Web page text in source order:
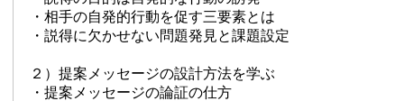
・相手の自発的行動を促す三要素とは
・説得に欠かせない問題発見と課題設定
２）提案メッセージの設計方法を学ぶ
・提案メッセージの論証の仕方